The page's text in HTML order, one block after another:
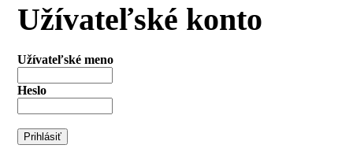
Užívateľské konto
Užívateľské meno
Heslo